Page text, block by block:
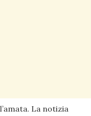
La notizia